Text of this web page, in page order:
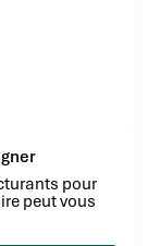
pour
peut vous